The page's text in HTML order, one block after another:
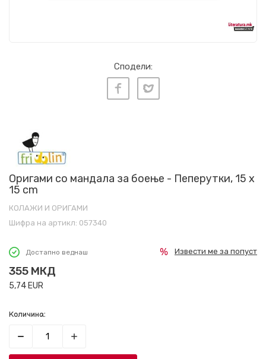
Сподели:
Оригами со мандала за боење - Пеперутки, 15 x
15 cm
КОЛАЖИ И ОРИГАМИ
Шифра на артикл: 057340
Достапно веднаш
355 МКД
5,74EUR
Извести ме за попуст
Количина: